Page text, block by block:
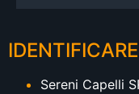
IDENTIFICARE
Sereni Capelli